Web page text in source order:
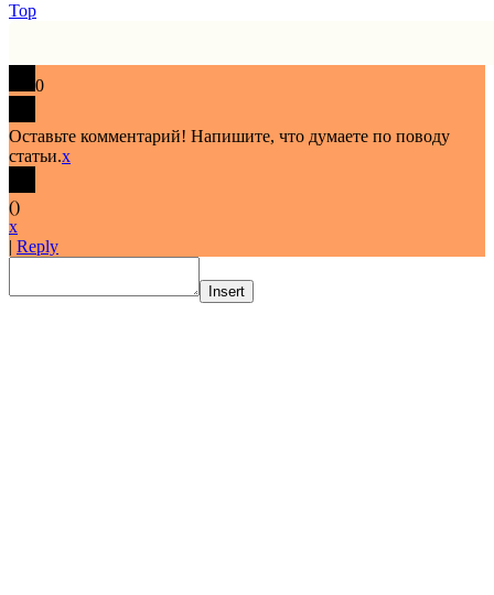
Top
0
Оставьте комментарий! Напишите, что думаете по поводу
статьи.x
()
x
| Reply
Insert